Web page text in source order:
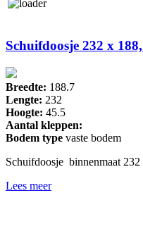
Schuifdoosje 232 x
Breedte: 188.7
Lengte: 232
Hoogte: 45.5
Aantal kleppen:
Bodem type vaste bodem
Schuifdoosje binnenmaat
Lees meer